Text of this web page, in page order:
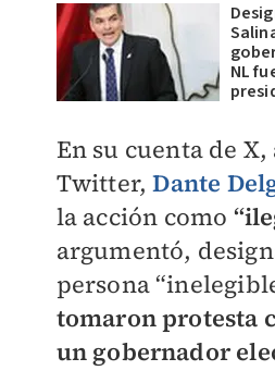
NL
En su cuenta de X,
Twitter,Dante
la acción como
argumentó,
persona
tomaron protesta
un gobernador